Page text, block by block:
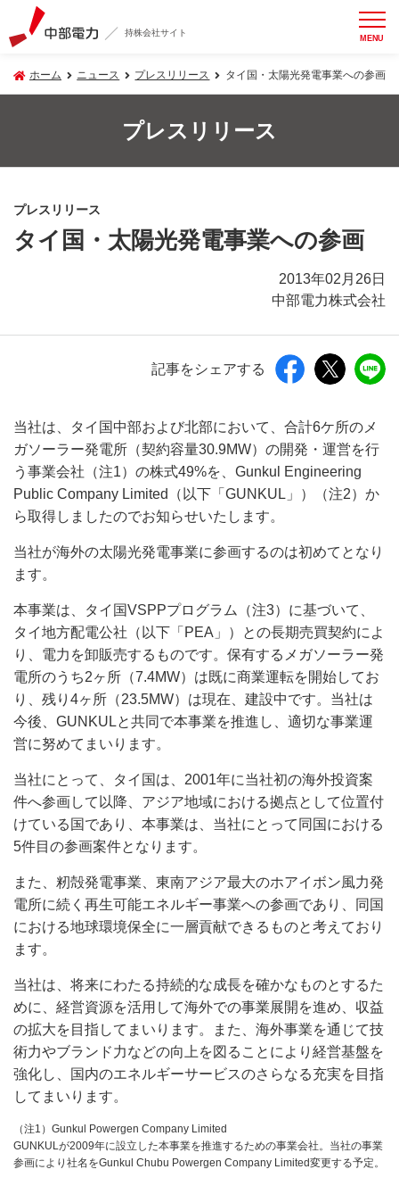
持株会社サイト MENU
ホーム ニュース プレスリリース タイ国・太陽光発電事業への参画
プレスリリース
プレスリリース
タイ国・太陽光発電事業への参画
2013年02月26日
中部電力株式会社
記事をシェアする
当社は、タイ国中部および北部において、合計6ケ所のメ
ガソーラー発電所（契約容量30.9MW）の開発・運営を行
う事業会社（注1）の株式49%を、Gunkul Engineering
Public Company Limited（以下「GUNKUL」）（注2）か
ら取得しましたのでお知らせいたします。
当社が海外の太陽光発電事業に参画するのは初めてとなり
ます。
本事業は、タイ国VSPPプログラム（注3）に基づいて、
タイ地方配電公社（以下「PEA」）との長期売買契約によ
り、電力を卸販売するものです。保有するメガソーラー発
電所のうち2ヶ所（7.4MW）は既に商業運転を開始してお
り、残り4ヶ所（23.5MW）は現在、建設中です。当社は
今後、GUNKULと共同で本事業を推進し、適切な事業運
営に努めてまいります。
当社にとって、タイ国は、2001年に当社初の海外投資案
件へ参画して以降、アジア地域における拠点として位置付
けている国であり、本事業は、当社にとって同国における
5件目の参画案件となります。
また、籾殻発電事業、東南アジア最大のホアイボン風力発
電所に続く再生可能エネルギー事業への参画であり、同国
における地球環境保全に一層貢献できるものと考えており
ます。
当社は、将来にわたる持続的な成長を確かなものとするた
めに、経営資源を活用して海外での事業展開を進め、収益
の拡大を目指してまいります。また、海外事業を通じて技
術力やブランド力などの向上を図ることにより経営基盤を
強化し、国内のエネルギーサービスのさらなる充実を目指
してまいります。
（注1）Gunkul Powergen Company Limited
GUNKULが2009年に設立した本事業を推進するための事業会社。当社の事業
参画により社名をGunkul Chubu Powergen Company Limited変更する予定。